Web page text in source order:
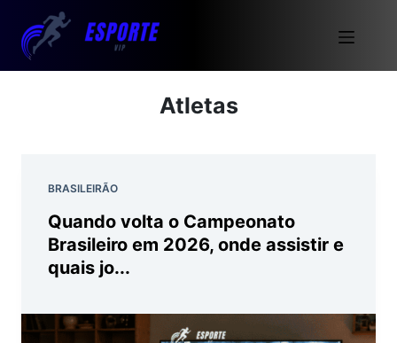
Atletas
BRASILEIRÃO
Quando volta o Campeonato
Brasileiro em 2026, onde assistir e
quais jo...